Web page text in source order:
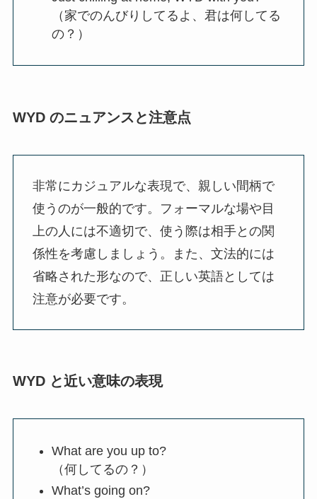
（家でのんびりしてるよ、君は何してる
の？）
WYD のニュアンスと注意点
非常にカジュアルな表現で、親しい間柄で
使うのが一般的です。フォーマルな場や目
上の人には不適切で、使う際は相手との関
係性を考慮しましょう。また、文法的には
省略された形なので、正しい英語としては
注意が必要です。
WYD と近い意味の表現
What are you up to?
（何してるの？）
What’s going on?